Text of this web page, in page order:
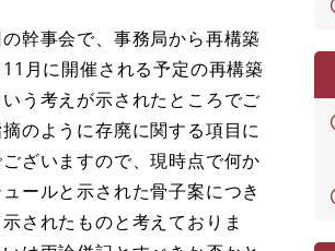
幹事会で、事務局から再構築
月に開催される予定の再構築
う考えが示されたところでご
のように存廃に関する項目に
ざいますので、現時点で何か
ールと示された骨子案につき
されたものと考えておりま